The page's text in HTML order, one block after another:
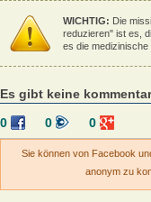
WICHTIG: Die
reduzieren" ist es,
es die medizinische
Es gibt keine
0
0 0
Sie können von Facebook
anonym zu